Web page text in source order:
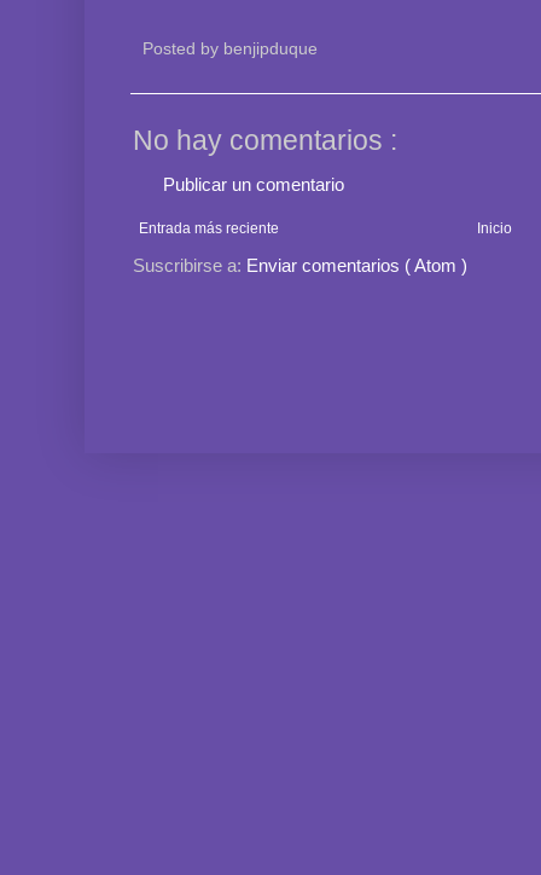
Posted by benjipduque
No hay comentarios :
Publicar un comentario
Entrada más reciente Inicio
Suscribirse a: Enviar comentarios ( Atom )